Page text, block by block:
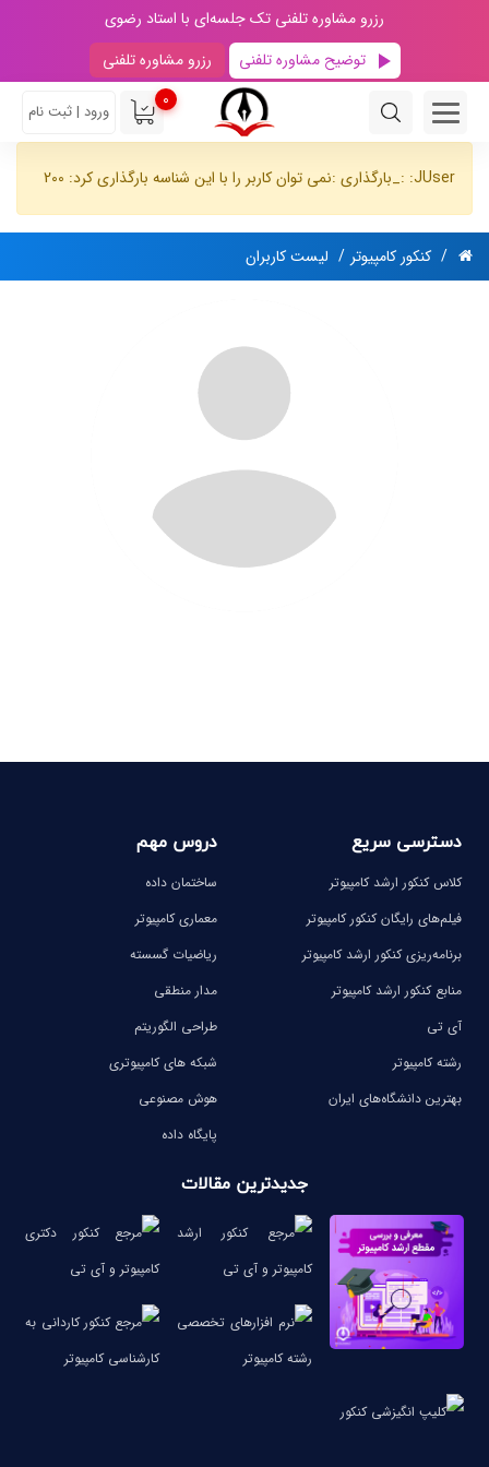
رزرو مشاوره تلفنی تک جلسه‌ای با استاد رضوی
توضیح مشاوره تلفنی
رزرو مشاوره تلفنی
0
ورود | ثبت نام
JUser: :_بارگذاری :نمی توان کاربر را با این شناسه بارگذاری کرد: 200
کنکور کامپیوتر لیست کاربران
دسترسی سریع
کلاس کنکور ارشد کامپیوتر
فیلم‌های رایگان کنکور کامپیوتر
برنامه‌ریزی کنکور ارشد کامپیوتر
منابع کنکور ارشد کامپیوتر
آی تی
رشته کامپیوتر
بهترین دانشگاه‌های ایران
دروس مهم
ساختمان داده
معماری کامپیوتر
ریاضیات گسسته
مدار منطقی
طراحی الگوریتم
شبکه های کامپیوتری
هوش مصنوعی
پایگاه داده
جدیدترین مقالات